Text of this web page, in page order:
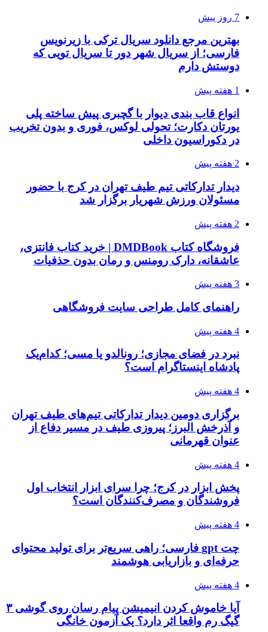
7 روز پیش
بهترین مرجع دانلود سریال ترکی با زیرنویس
فارسی؛ از سریال شهر دور تا سریال تویی که
دوستش دارم
1 هفته پیش
انواع قاب بندی دیوار با گچبری پیش ساخته پلی
یورتان دکارت؛ تحولی لوکس، فوری و بدون تخریب
در دکوراسیون داخلی
2 هفته پیش
دیدار تدارکاتی تیم طیف تهران در کرج با حضور
مسئولان ورزش شهریار برگزار شد
2 هفته پیش
فروشگاه کتاب DMDBook | خرید کتاب فانتزی،
عاشقانه، دارک رومنس و رمان بدون حذفیات
3 هفته پیش
راهنمای کامل طراحی سایت فروشگاهی
4 هفته پیش
نبرد در فضای مجازی؛ رونالدو یا مسی؛ کدام‌یک
پادشاه اینستاگرام است؟
4 هفته پیش
برگزاری دومین دیدار تدارکاتی تیم‌های طیف تهران
و آذرخش البرز؛ پیروزی طیف در مسیر دفاع از
عنوان قهرمانی
4 هفته پیش
پخش ابزار در کرج؛ چرا سرای ابزار انتخاب اول
فروشندگان و مصرف‌کنندگان است؟
4 هفته پیش
چت gpt فارسی؛ راهی سریع‌تر برای تولید محتوای
حرفه‌ای و بازاریابی هوشمند
4 هفته پیش
آیا خاموش کردن انیمیشن پیام رسان روی گوشی ۳
گیگ رم واقعا اثر دارد؟ یک آزمون خانگی